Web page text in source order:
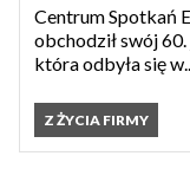
Centrum Spotkań
obchodził swój
która odbyła się
Z ŻYCIA FIRMY